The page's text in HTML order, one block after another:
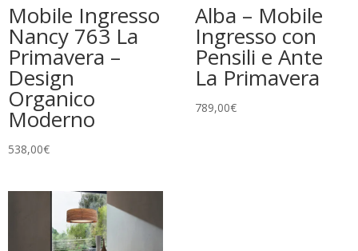
Mobile Ingresso
Nancy 763 La
Primavera –
Design
Organico
Moderno
538,00€
Alba – Mobile
Ingresso con
Pensili e Ante
La Primavera
789,00€